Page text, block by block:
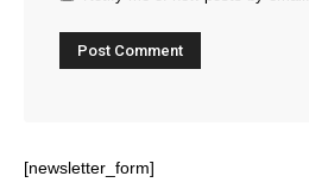
[newsletter_form]